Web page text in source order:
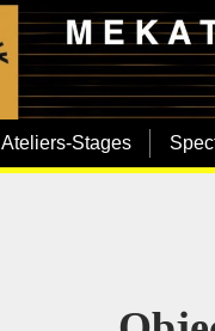
Ateliers-Stages